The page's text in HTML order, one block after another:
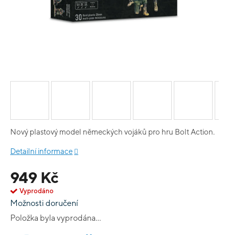
949 Kč
Vyprodáno
Možnosti doručení
Položka byla vyprodána…
Nový plastový model německých vojáků pro hru Bolt Action.
Detailní informace